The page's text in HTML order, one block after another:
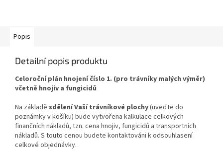
Popis
Detailní popis produktu
Celoroční plán hnojení číslo 1. (pro trávníky malých výměr)
včetně hnojiv a fungicidů
Na základě sdělení Vaší trávníkové plochy(uveďte do
poznámky v košíku) bude vytvořena kalkulace celkových
finančních nákladů, tzn. cena hnojiv, fungicidů a transportních
nákladů. S touto cenou budete kontaktováni k odsouhlasení
celkové objednávky.